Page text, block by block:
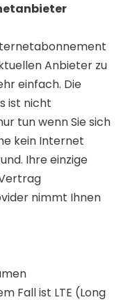
Anbieter zu
einfach. Die
ist nicht
tun wenn Sie sich
kein Internet
Ihre einzige
nimmt Ihnen
Fall ist LTE (Long